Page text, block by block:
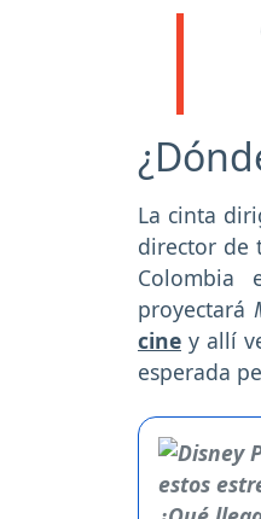
La cinta
director de
Colombia
proyectará
cine y allí
esperada